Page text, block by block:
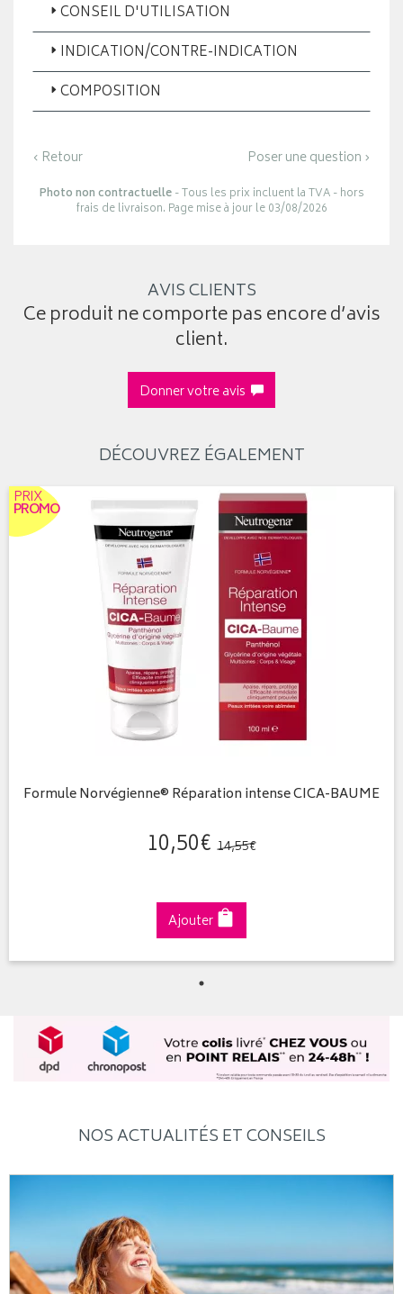
CONSEIL D'UTILISATION
INDICATION/CONTRE-INDICATION
COMPOSITION
‹ Retour Poser une question ›
Photo non contractuelle- Tous les prix incluent la TVA - hors
frais de livraison. Page mise à jour le 03/08/2026
AVIS CLIENTS
Ce produit ne comporte pas encore d’avis
client.
Donner votre avis
DÉCOUVREZ ÉGALEMENT
PRIX
PROMO
Formule Norvégienne® Réparation intense CICA-BAUME
10,50€ 14,55€
Ajouter
NOS ACTUALITÉS ET CONSEILS